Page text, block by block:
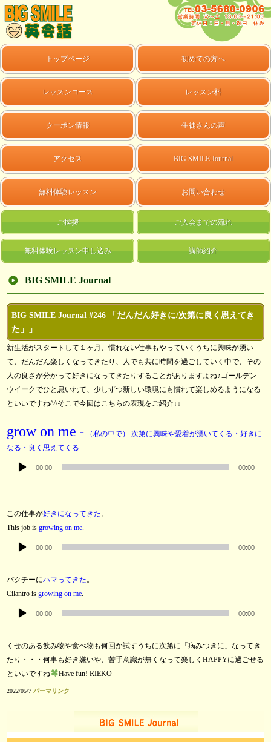
トップページ 初めての方へ
レッスンコース レッスン料
クーポン情報 生徒さんの声
アクセス BIG SMILE Journal
無料体験レッスン お問い合わせ
ご挨拶 ご入会までの流れ
無料体験レッスン申し込み 講師紹介
BIG SMILE Journal
BIG SMILE Journal #246 「だんだん好きに/次第に良く思えてき
た」」
新生活がスタートして１ヶ月、慣れない仕事もやっていくうちに興味が湧い
て、だんだん楽しくなってきたり、人でも共に時間を過ごしていく中で、その
人の良さが分かって好きになってきたりすることがありますよね♪ゴールデン
ウイークでひと息いれて、少しずつ新しい環境にも慣れて楽しめるようになる
といいですね^^そこで今回はこちらの表現をご紹介↓↓
grow on me= （私の中で） 次第に興味や愛着が湧いてくる・好きに
なる・良く思えてくる
ー
ヤ
00:00 00:00
この仕事が好きになってきた。
This job isgrowing on me.
レ
ー
00:00 00:00
パクチーにハマってきた。
Cilantro isgrowing on me.
レ
ー
ヤ
ー
00:00 00:00
くせのある飲み物や食べ物も何回か試すうちに次第に「病みつきに」なってき
たり・・・何事も好き嫌いや、苦手意識が無くなって楽しくHAPPYに過ごせる
といいですね
Have fun! RIEKO
2022/05/7 パーマリンク